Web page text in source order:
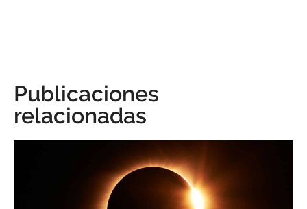
Publicaciones
relacionadas